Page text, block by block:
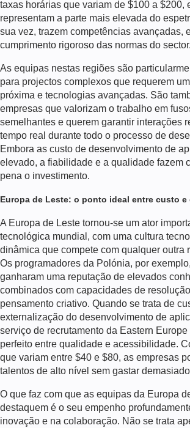
taxas horárias que variam de $100 a $200,
representam a parte mais elevada do
sua vez, trazem competências avançadas,
cumprimento rigoroso das normas do sector.
As equipas nestas regiões são
para projectos complexos que requerem
próxima e tecnologias avançadas. São
empresas que valorizam o trabalho em
semelhantes e querem garantir interações
tempo real durante todo o processo de
Embora as custo de desenvolvimento de
elevado, a fiabilidade e a qualidade fazem
pena o investimento.
Europa de Leste: o ponto ideal entre custo e
A Europa de Leste tornou-se um ator
tecnológica mundial, com uma cultura
dinâmica que compete com qualquer outra
Os programadores da Polónia, por
ganharam uma reputação de elevados
combinados com capacidades de
pensamento criativo. Quando se trata de
externalização do desenvolvimento de
serviço de recrutamento da Eastern
perfeito entre qualidade e acessibilidade.
que variam entre $40 e $80, as empresas
talentos de alto nível sem gastar
O que faz com que as equipas da Europa
destaquem é o seu empenho
inovação e na colaboração. Não se trata